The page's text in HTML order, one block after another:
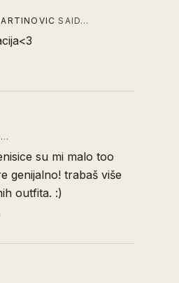
SAID…
su mi malo too
genijalno! trabaš više
outfita. :)